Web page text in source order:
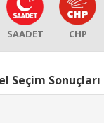
SAADET CHP
Seçim Sonuçları